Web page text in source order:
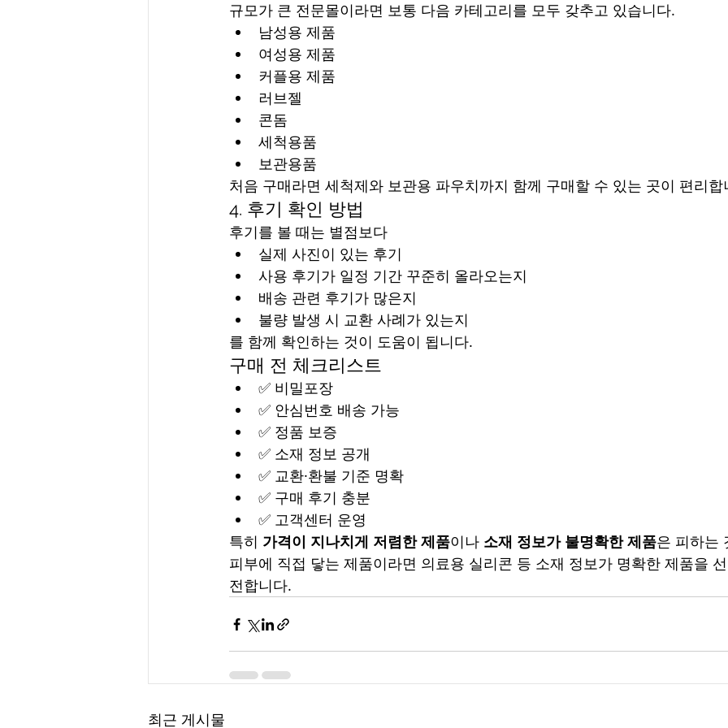
규모가 큰 전문몰이라면 보통 다음 카테고리를 모두 갖추고 있습니다.
남성용 제품
여성용 제품
커플용 제품
러브젤
콘돔
세척용품
보관용품
처음 구매라면 세척제와 보관용 파우치까지 함께 구매할 수 있는 곳이 편리합
4. 후기 확인 방법
후기를 볼 때는 별점보다
실제 사진이 있는 후기
사용 후기가 일정 기간 꾸준히 올라오는지
배송 관련 후기가 많은지
불량 발생 시 교환 사례가 있는지
를 함께 확인하는 것이 도움이 됩니다.
구매 전 체크리스트
✅ 비밀포장
✅ 안심번호 배송 가능
✅ 정품 보증
✅ 소재 정보 공개
✅ 교환·환불 기준 명확
✅ 구매 후기 충분
✅ 고객센터 운영
특히 가격이 지나치게 저렴한 제품이나 소재 정보가 불명확한 제품은 피하는
피부에 직접 닿는 제품이라면 의료용 실리콘 등 소재 정보가 명확한 제품을
전합니다.
최근 게시물